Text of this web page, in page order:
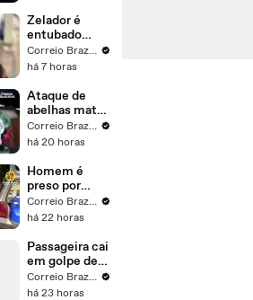
Zelador é
entubado
após agressão
de homem em
rua na Asa
Norte
Correio Braziliense
há 7 horas
Ataque de
abelhas mata
três cachorros
na Fercal
Correio Braziliense
há 20 horas
Homem é
preso por
furto de
combustível
Maria
Correio Braziliense
há 22 horas
Passageira cai
em golpe de
motorista de
app após
Correio Braziliense
há 23 horas